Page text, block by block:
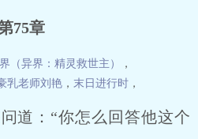
75章
（异界：精灵救世主）
，
乳老师刘艳 ， 末日进行时 ，
道：“你怎么回答他这个